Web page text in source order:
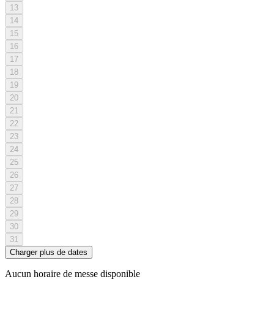
13
14
15
16
17
18
19
20
21
22
23
24
25
26
27
28
29
30
31
Charger plus de dates
Aucun horaire de messe disponible